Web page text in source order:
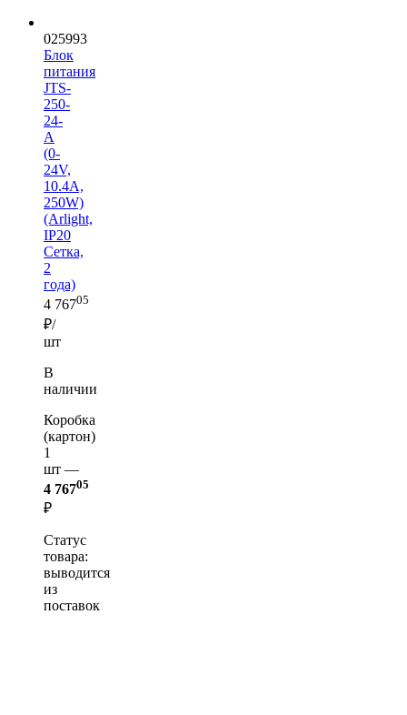
025993
Блок
питания
JTS-
250-
24-
A
(0-
24V,
10.4A,
250W)
(Arlight,
IP20
Сетка,
2
года)
4 76705
₽/
шт
В
наличии
Коробка
(картон)
1
шт —
4 76705
₽
Статус
товара:
выводится
из
поставок